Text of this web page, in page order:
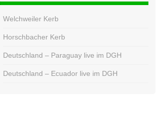
Welchweiler Kerb
Horschbacher Kerb
Deutschland – Paraguay live im DGH
Deutschland – Ecuador live im DGH